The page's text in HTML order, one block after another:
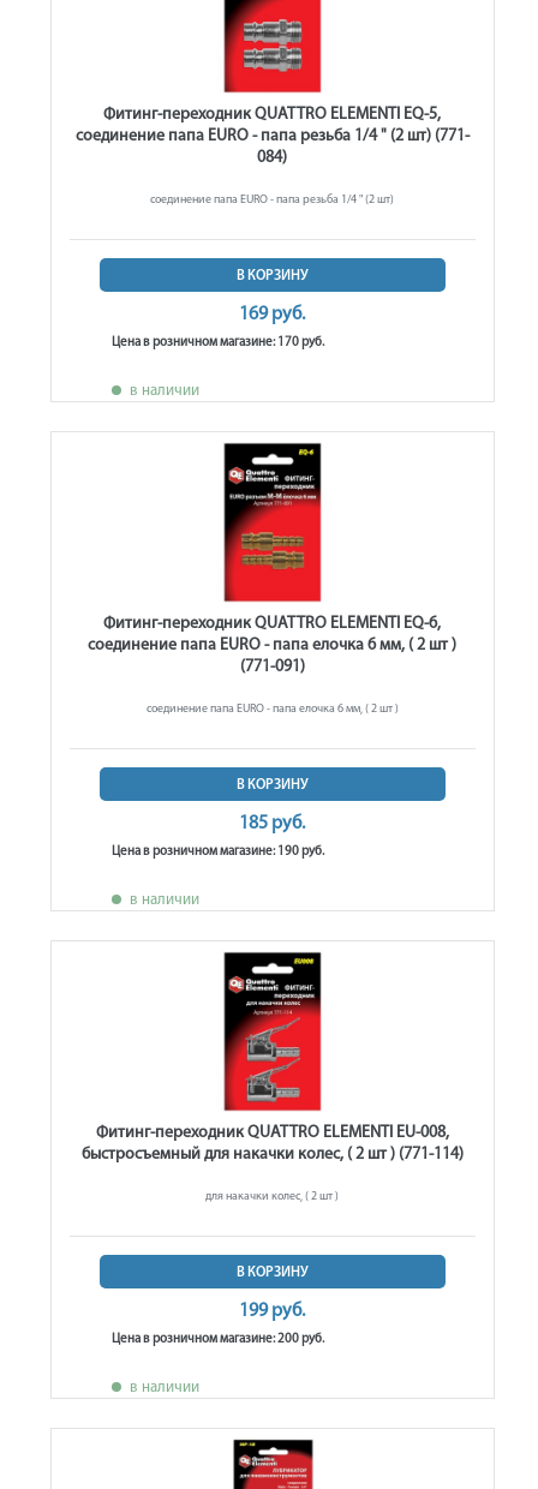
Фитинг-переходник QUATTRO ELEMENTI EQ-5,
соединение папа EURO - папа резьба 1/4 " (2 шт) (771-
084)
соединение папа EURO - папа резьба 1/4 " (2 шт)
В КОРЗИНУ
169 руб.
Цена в розничном магазине: 170 руб.
в наличии
Фитинг-переходник QUATTRO ELEMENTI EQ-6,
соединение папа EURO - папа елочка 6 мм, ( 2 шт )
(771-091)
соединение папа EURO - папа елочка 6 мм, ( 2 шт )
В КОРЗИНУ
185 руб.
Цена в розничном магазине: 190 руб.
в наличии
Фитинг-переходник QUATTRO ELEMENTI EU-008,
быстросъемный для накачки колес, ( 2 шт ) (771-114)
для накачки колес, ( 2 шт )
В КОРЗИНУ
199 руб.
Цена в розничном магазине: 200 руб.
в наличии